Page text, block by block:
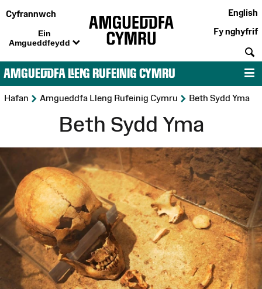
Cyfrannwch
Ein
Amgueddfeydd
English
Fy nghyfrif
AMGUEDDFA LLENG RUFEINIG CYMRU
Hafan >Amgueddfa Lleng Rufeinig Cymru >Beth Sydd Yma
Beth Sydd Yma